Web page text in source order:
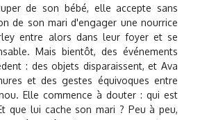
de son bébé, elle accepte sans
de son mari d'engager une nourrice
entre alors dans leur foyer et se
Mais bientôt, des événements
: des objets disparaissent, et Ava
et des gestes équivoques entre
Elle commence à douter : qui est
que lui cache son mari ? Peu à peu,